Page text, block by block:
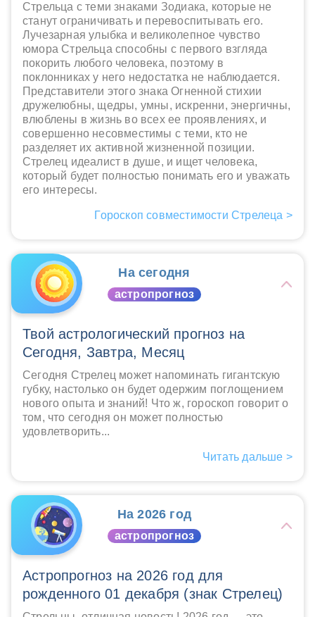
Стрельца с теми знаками Зодиака, которые не
станут ограничивать и перевоспитывать его.
Лучезарная улыбка и великолепное чувство
юмора Стрельца способны с первого взгляда
покорить любого человека, поэтому в
поклонниках у него недостатка не наблюдается.
Представители этого знака Огненной стихии
дружелюбны, щедры, умны, искренни, энергичны,
влюблены в жизнь во всех ее проявлениях, и
совершенно несовместимы с теми, кто не
разделяет их активной жизненной позиции.
Стрелец идеалист в душе, и ищет человека,
который будет полностью понимать его и уважать
его интересы.
Гороскоп совместимости Стрелеца >
На сегодня
астропрогноз
Твой астрологический прогноз на
Сегодня, Завтра, Месяц
Сегодня Стрелец может напоминать гигантскую
губку, настолько он будет одержим поглощением
нового опыта и знаний! Что ж, гороскоп говорит о
том, что сегодня он может полностью
удовлетворить...
Читать дальше >
На 2026 год
астропрогноз
Астропрогноз на 2026 год для
рожденного 01 декабря (знак Стрелец)